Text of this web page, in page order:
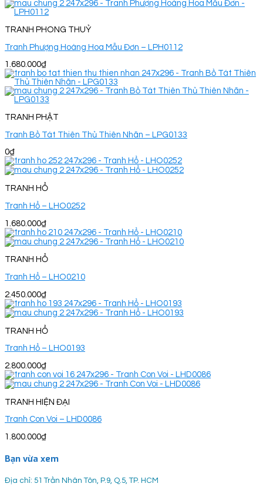
TRANH PHONG THUỶ
Tranh Phượng Hoàng Hoa Mẫu Đơn – LPH0112
1.680.000₫
TRANH PHẬT
Tranh Bồ Tát Thiên Thủ Thiên Nhãn – LPG0133
0₫
TRANH HỔ
Tranh Hổ – LHO0252
1.680.000₫
TRANH HỔ
Tranh Hổ – LHO0210
2.450.000₫
TRANH HỔ
Tranh Hổ – LHO0193
2.800.000₫
TRANH HIỆN ĐẠI
Tranh Con Voi – LHD0086
1.800.000₫
Bạn vừa xem
Địa chỉ: 51 Trần Nhân Tôn, P.9, Q.5, TP. HCM